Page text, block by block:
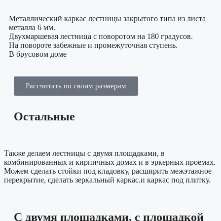
Металлический каркас лестницы закрытого типа из листа
металла 6 мм.
Двухмаршевая лестница с поворотом на 180 градусов.
На повороте забежные и промежуточная ступень.
В брусовом доме
Рассчитать по своим размерам
Остальные
Также делаем лестницы с двумя площадками, в
комбинированных и кирпичных домах и в эркерных проемах.
Можем сделать стойки под кладовку, расширить межэтажное
перекрытие, сделать зеркальный каркас.и каркас под плитку.
С двумя площадками, с площадкой